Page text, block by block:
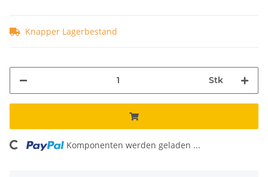
Knapper Lagerbestand
Stk
Komponenten werden geladen ...